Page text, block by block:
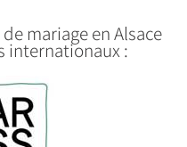
mariage en Alsace
internationaux :